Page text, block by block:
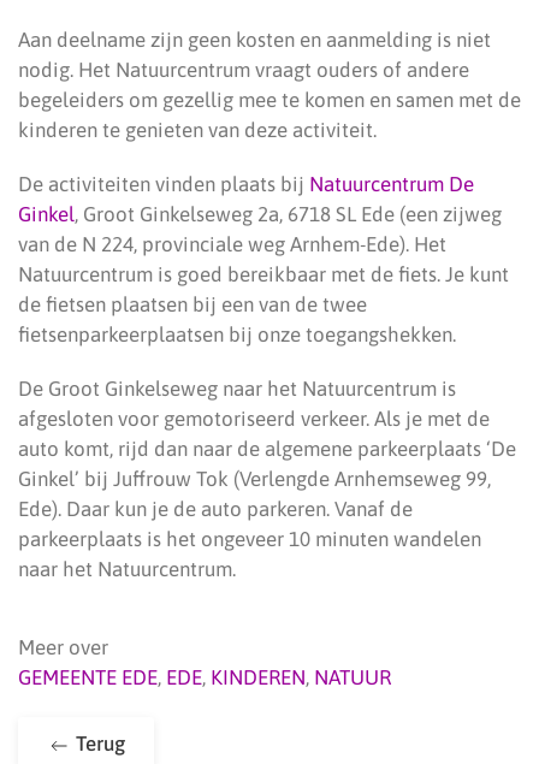
Aan deelname zijn geen kosten en aanmelding is niet
nodig. Het Natuurcentrum vraagt ouders of andere
begeleiders om gezellig mee te komen en samen met de
kinderen te genieten van deze activiteit.
De activiteiten vinden plaats bij Natuurcentrum De
Ginkel, Groot Ginkelseweg 2a, 6718 SL Ede (een zijweg
van de N 224, provinciale weg Arnhem-Ede). Het
Natuurcentrum is goed bereikbaar met de fiets. Je kunt
de fietsen plaatsen bij een van de twee
fietsenparkeerplaatsen bij onze toegangshekken.
De Groot Ginkelseweg naar het Natuurcentrum is
afgesloten voor gemotoriseerd verkeer. Als je met de
auto komt, rijd dan naar de algemene parkeerplaats ‘De
Ginkel’ bij Juffrouw Tok (Verlengde Arnhemseweg 99,
Ede). Daar kun je de auto parkeren. Vanaf de
parkeerplaats is het ongeveer 10 minuten wandelen
naar het Natuurcentrum.
Meer over
GEMEENTE EDE, EDE, KINDEREN, NATUUR
Terug